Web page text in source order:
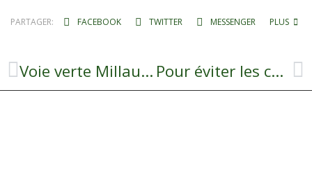
PARTAGER: FACEBOOK TWITTER MESSENGER PLUS
Voie verte Millau Aguessac Pour éviter les cambriolages !